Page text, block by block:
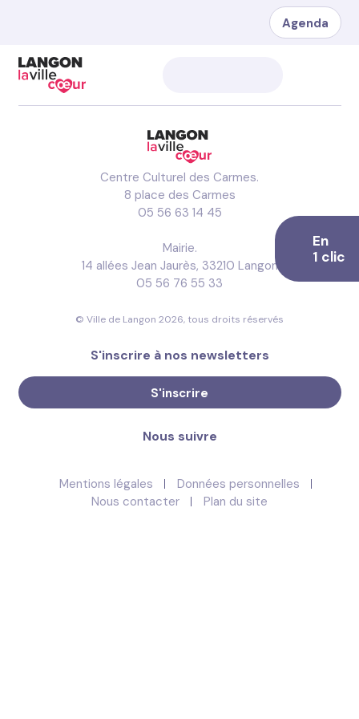
Agenda
En
1 clic
Centre Culturel des Carmes.
8 place des Carmes
05 56 63 14 45
Mairie.
14 allées Jean Jaurès, 33210 Langon
05 56 76 55 33
© Ville de Langon 2026, tous droits réservés
S'inscrire à nos newsletters
S'inscrire
Nous suivre
Mentions légales
Données personnelles
Nous contacter
Plan du site